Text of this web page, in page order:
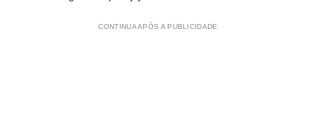
CONTINUA APÓS A PUBLICIDADE